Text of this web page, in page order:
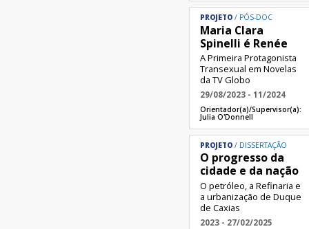
PROJETO PÓS-DOC
Maria Clara
Spinelli é Renée
A Primeira Protagonista
Transexual em Novelas
da TV Globo
29/08/2023 - 11/2024
Orientador(a)/Supervisor(a):
Julia O'Donnell
PROJETO DISSERTAÇÃO
O progresso da
cidade e da nação
O petróleo, a Refinaria e
a urbanização de Duque
de Caxias
2023 - 27/02/2025